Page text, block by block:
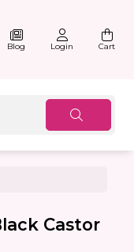
Blog Login Cart
Castor